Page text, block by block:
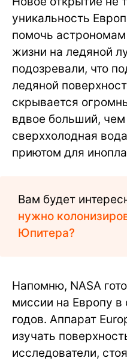
уникальность
помочь
жизни на ледяной
подозревали, что
ледяной
скрывается
вдвое больший,
сверххолодная
приютом для
Вам будет
нужно
Юпитера?
Напомню, NASA
миссии на Европу
годов. Аппарат
изучать
исследователи,